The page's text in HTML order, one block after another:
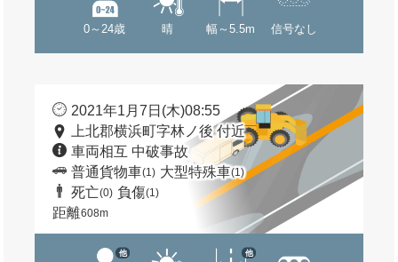
0～24歳 晴 幅～5.5m 信号なし
2021年1月7日(木)08:55
上北郡横浜町字林ノ後 付近
車両相互 中破事故
普通貨物車(1) 大型特殊車(1)
死亡(0) 負傷(1)
距離608m
他 他